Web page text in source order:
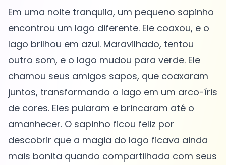
Em uma noite tranquila, um pequeno sapinho
encontrou um lago diferente. Ele coaxou, e o
lago brilhou em azul. Maravilhado, tentou
outro som, e o lago mudou para verde. Ele
chamou seus amigos sapos, que coaxaram
juntos, transformando o lago em um arco-íris
de cores. Eles pularam e brincaram até o
amanhecer. O sapinho ficou feliz por
descobrir que a magia do lago ficava ainda
mais bonita quando compartilhada com seus